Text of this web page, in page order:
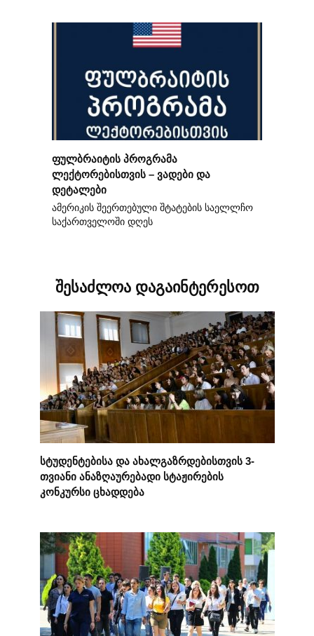
ფულბრაიტის პროგრამა
ლექტორებისთვის – ვადები და
დეტალები
ამერიკის შეერთებული შტატების საელლჩო
საქართველოში დღეს
შესაძლოა დაგაინტერესოთ
სტუდენტებისა და ახალგაზრდებისთვის 3-
თვიანი ანაზღაურებადი სტაჟირების
კონკურსი ცხადდება